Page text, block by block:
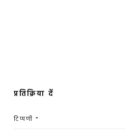
प्रतिक्रिया दें
टिप्पणी *